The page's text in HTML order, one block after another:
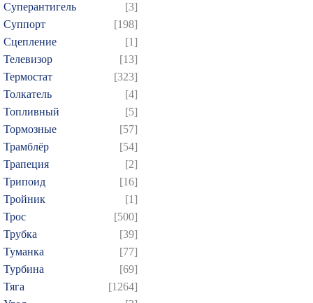
Суперантигель
[3]
Суппорт
[198]
Сцепление
[1]
Телевизор
[13]
Термостат
[323]
Толкатель
[4]
Топливный
[5]
Тормозные
[57]
Трамблёр
[54]
Трапеция
[2]
Трипоид
[16]
Тройник
[1]
Трос
[500]
Трубка
[39]
Туманка
[77]
Турбина
[69]
Тяга
[1264]